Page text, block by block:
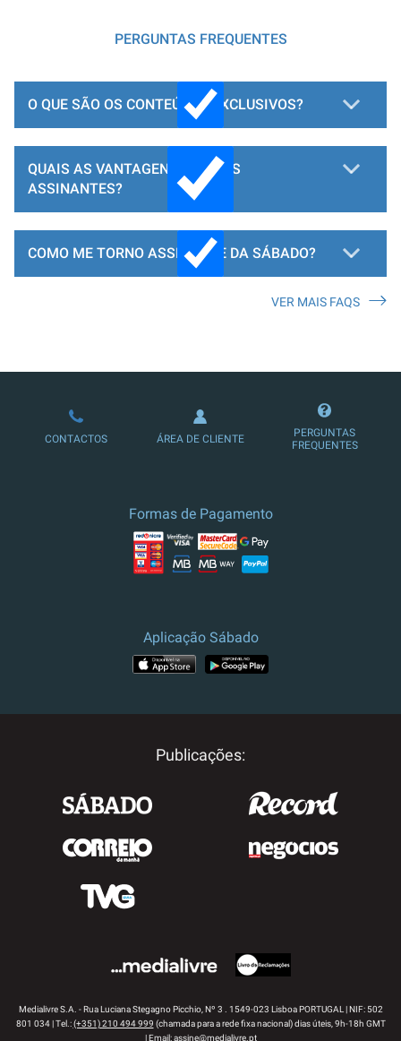
PERGUNTAS FREQUENTES
O QUE SÃO OS CONTEÚDOS EXCLUSIVOS?
QUAIS AS VANTAGENS PARA OS
ASSINANTES?
COMO ME TORNO ASSINANTE DA SÁBADO?
LOJA DE ASSINATURAS
VER MAIS FAQS
CONTACTOS ÁREA DE CLIENTE
PERGUNTAS
FREQUENTES
Formas de Pagamento
Aplicação Sábado
Publicações:
Medialivre S.A. - Rua Luciana Stegagno Picchio, Nº 3 . 1549-023 Lisboa PORTUGAL | NIF: 502
801 034 | Tel.:(+351) 210 494 999 (chamada para a rede fixa nacional) dias úteis, 9h-18h GMT
| Email:assine@medialivre.pt